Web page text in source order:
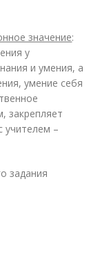
значение:
у
и умения, а
умение себя
закрепляет
учителем –
задания